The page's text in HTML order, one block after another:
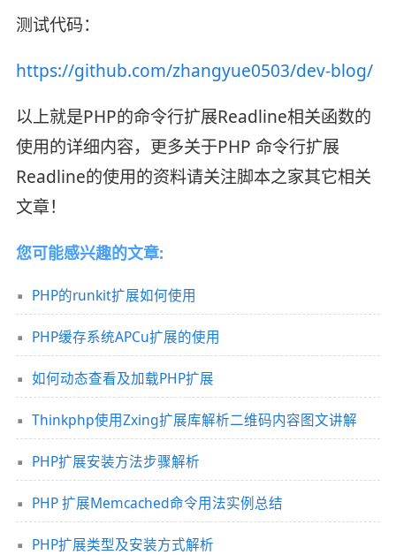
测试代码：
https://github.com/zhangyue0503/dev-blog/
以上就是PHP的命令行扩展Readline相关函数的
使用的详细内容，更多关于PHP 命令行扩展
Readline的使用的资料请关注脚本之家其它相关
文章！
您可能感兴趣的文章:
PHP的runkit扩展如何使用
PHP缓存系统APCu扩展的使用
如何动态查看及加载PHP扩展
Thinkphp使用Zxing扩展库解析二维码内容图文讲解
PHP扩展安装方法步骤解析
PHP 扩展Memcached命令用法实例总结
PHP扩展类型及安装方式解析